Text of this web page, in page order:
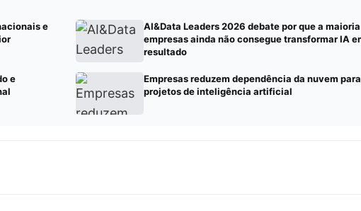
e
AI&Data Leaders 2026 debate por que a
empresas ainda não consegue transformar IA
resultado
e
Empresas reduzem dependência da nuvem
projetos de inteligência artificial